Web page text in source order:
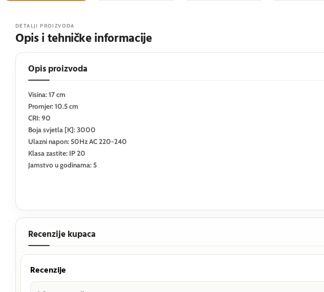
DETALJI PROIZVODA
Opis i tehničke informacije
Opis proizvoda
Visina: 17 cm
Promjer: 10.5 cm
CRI: 90
Boja svjetla [K]: 3000
Ulazni napon: 50Hz AC 220-240
Klasa zastite: IP 20
Jamstvo u godinama: 5
Recenzije kupaca
Recenzije